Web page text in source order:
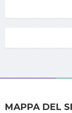
MAPPA DEL